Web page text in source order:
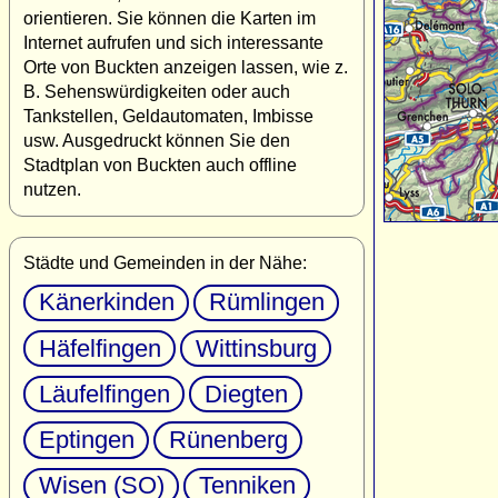
orientieren. Sie können die Karten im
Internet aufrufen und sich interessante
Orte von Buckten anzeigen lassen, wie z.
B. Sehenswürdigkeiten oder auch
Tankstellen, Geldautomaten, Imbisse
usw. Ausgedruckt können Sie den
Stadtplan von Buckten auch offline
nutzen.
Städte und Gemeinden in der Nähe:
Känerkinden
Rümlingen
Häfelfingen
Wittinsburg
Läufelfingen
Diegten
Eptingen
Rünenberg
Wisen (SO)
Tenniken